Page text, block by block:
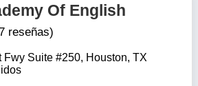
Of English
reseñas)
Fwy Suite #250, Houston, TX